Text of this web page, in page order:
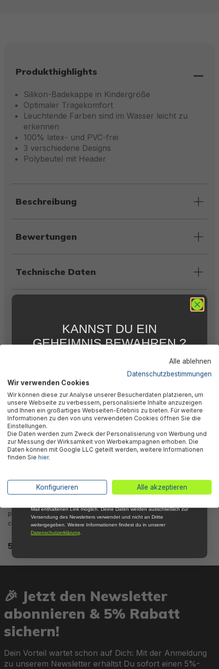
Produkthighlights
Silikon-Badekappe in Kindergröße
Optimaler Tragekomfort
Leuchtende Farben sind im Wasser leicht zu
erkennen
100% latex- und PVC-frei
3 verschiedene Designs
Polybeutel mit Header
Beschreibung
Bewertungen
Technische Daten
Herstellerinformation
Kunden kauften auch
passend für 457 cm und 488
cm Pools, blau, rund
54,95 €*
🎉 Jetzt den Newsletter
abonnieren & 5% Rabatt
sichern!
Dein Vorteil wartet schon auf Dich: Mit der Anmeldung
zu unserem Newsletter erhältst Du sofort einen 5%-
Alle ablehnen
Datenschutzbestimmungen
Wir verwenden Cookies
Wir können diese zur Analyse unserer Besucherdaten platzieren, um
unsere Webseite zu verbessern, personalisierte Inhalte anzuzeigen
und Ihnen ein großartiges Webseiten-Erlebnis zu bieten. Für weitere
Informationen zu den von uns verwendeten Cookies öffnen Sie die
Einstellungen.
Die Daten werden zum Zweck der Personalisierung von Werbung und
zur Messung der Wirksamkeit von Werbekampagnen erhoben. Die
Daten können mit Google LLC geteilt werden, weitere Informationen
finden Sie hier.
Konfigurieren Alle akzeptieren
KANNST DU EIN
GEHEIMNIS BEWAHREN ?
FÜR DICH
Abonniere jetzt unseren kostenlosen
Newsletter, verpasse keine Neuigkeiten und
Aktionen mehr und sichere Dir 5 %
Willkommensrabatt auf nicht reduzierte Ware
bei Deiner ersten Bestellung !*
Email
*Mit der Anmeldung zum Newsletter stimmst du zu, regelmäßig per E-
Mail über aktuelle Angebote, Aktionen und Produktneuheiten
Mail enthaltenen Link möglich. Deine Daten werden ausschließlich zur
Versendung des Newsletters verwendet und nicht an Dritte
weitergegeben. Weitere Informationen findest du in unserer
Datenschutzerklärung